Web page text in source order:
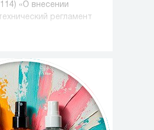
«О внесении
регламент
«О безопасности